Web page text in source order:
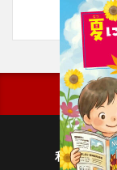
利用規約